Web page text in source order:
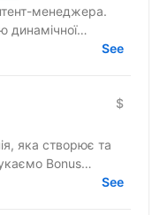
менеджера.
динамічної
бренду онлайн-See
$
яка створює та
Bonus
на старті
See